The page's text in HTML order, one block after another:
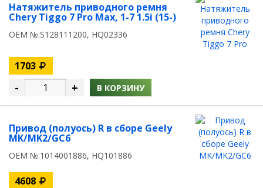
Натяжитель приводного ремня
Chery Tiggo 7 Pro Max, 1-7 1.5i (15-)
OEM №:S128111200, HQ02336
1703
- + В КОРЗИНУ
Привод (полуось) R в сборе Geely
MK/MK2/GC6
OEM №:1014001886, HQ101886
4608